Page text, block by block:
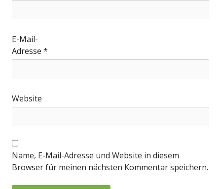
E-Mail-
Adresse *
Website
Name, E-Mail-Adresse und Website in diesem
Browser für meinen nächsten Kommentar speichern.